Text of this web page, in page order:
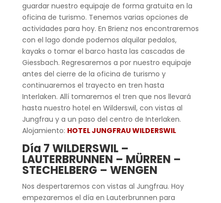
guardar nuestro equipaje de forma gratuita en la
oficina de turismo. Tenemos varias opciones de
actividades para hoy. En Brienz nos encontraremos
con el lago donde podemos alquilar pedalos,
kayaks o tomar el barco hasta las cascadas de
Giessbach. Regresaremos a por nuestro equipaje
antes del cierre de la oficina de turismo y
continuaremos el trayecto en tren hasta
Interlaken. Allí tomaremos el tren que nos llevará
hasta nuestro hotel en Wilderswil, con vistas al
Jungfrau y a un paso del centro de Interlaken.
Alojamiento: HOTEL JUNGFRAU WILDERSWIL
Día 7 WILDERSWIL –
LAUTERBRUNNEN – MÜRREN –
STECHELBERG – WENGEN
Nos despertaremos con vistas al Jungfrau. Hoy
empezaremos el día en Lauterbrunnen para